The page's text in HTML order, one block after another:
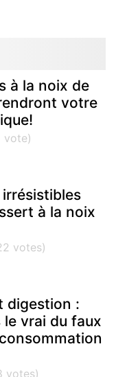
à la noix de
votre
à la noix
digestion :
le vrai du faux